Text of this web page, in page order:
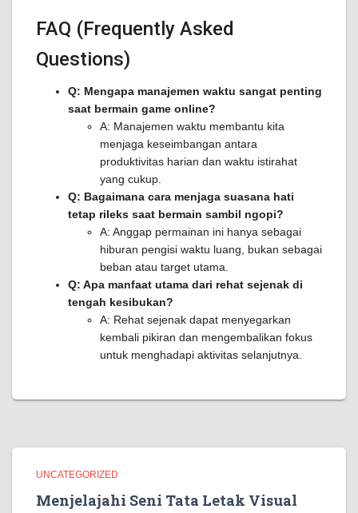
FAQ (Frequently Asked
Questions)
Q: Mengapa manajemen waktu sangat penting
saat bermain game online?
A: Manajemen waktu membantu kita
menjaga keseimbangan antara
produktivitas harian dan waktu istirahat
yang cukup.
Q: Bagaimana cara menjaga suasana hati
tetap rileks saat bermain sambil ngopi?
A: Anggap permainan ini hanya sebagai
hiburan pengisi waktu luang, bukan sebagai
beban atau target utama.
Q: Apa manfaat utama dari rehat sejenak di
tengah kesibukan?
A: Rehat sejenak dapat menyegarkan
kembali pikiran dan mengembalikan fokus
untuk menghadapi aktivitas selanjutnya.
UNCATEGORIZED
Menjelajahi Seni Tata Letak Visual